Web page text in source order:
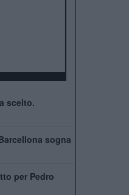
scelto.
sogna
per Pedro